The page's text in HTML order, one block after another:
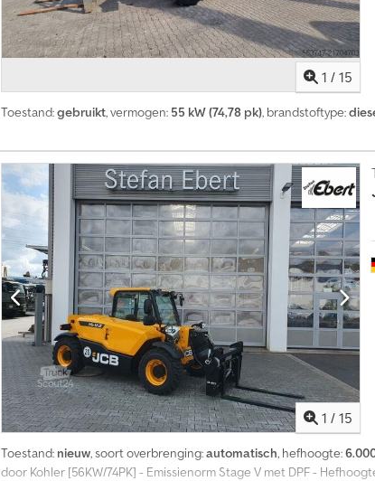
1 / 15
Toestand:gebruikt, vermogen: 55 kW (74,78 pk), brandstoftype:
1 / 15
Toestand: nieuw, soort overbrenging:automatisch, hefhoogte:
door Kohler [56KW/74PK] - Emissienorm Stage V met DPF -